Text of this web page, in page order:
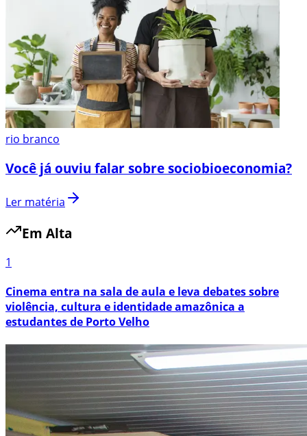
rio branco
Você já ouviu falar sobre sociobioeconomia?
Ler matéria
Em Alta
1
Cinema entra na sala de aula e leva debates sobre
violência, cultura e identidade amazônica a
estudantes de Porto Velho